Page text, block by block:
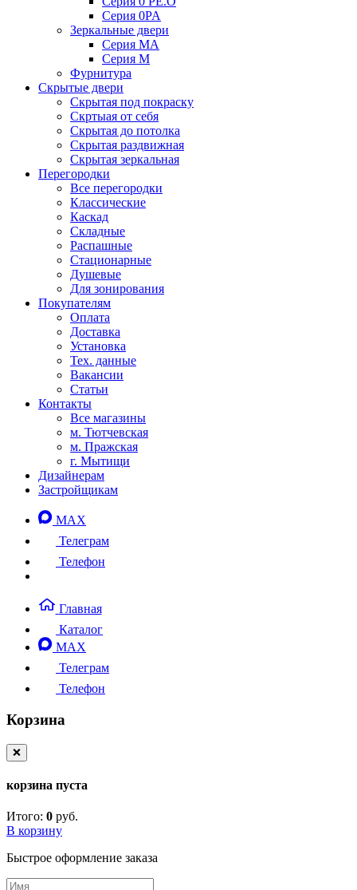
Серия 0PA
Зеркальные двери
Серия MA
Серия M
Фурнитура
Скрытые двери
Скрытая под покраску
Скртыая от себя
Скрытая до потолка
Скрытая раздвижная
Скрытая зеркальная
Перегородки
Все перегородки
Классические
Каскад
Складные
Распашные
Стационарные
Душевые
Для зонирования
Покупателям
Оплата
Доставка
Установка
Тех. данные
Вакансии
Статьи
Контакты
Все магазины
м. Тютчевская
м. Пражская
г. Мытищи
Дизайнерам
Застройщикам
MAX
Телеграм
Телефон
Главная
Каталог
MAX
Телеграм
Телефон
Корзина
❌
корзина пуста
Итого: 0 руб.
В корзину
Быстрое оформление заказа